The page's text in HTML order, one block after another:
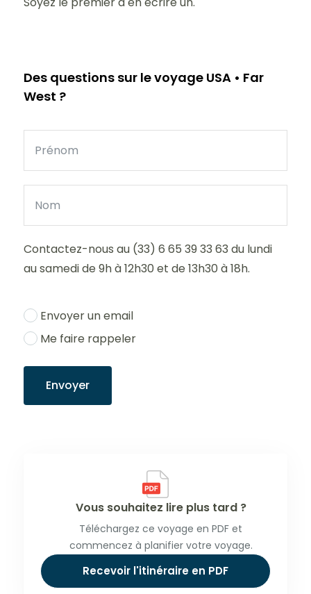
Des questions sur le voyage USA • Far
West ?
Contactez-nous au (33) 6 65 39 33 63 du lundi
au samedi de 9h à 12h30 et de 13h30 à 18h.
Envoyer un email
Me faire rappeler
Envoyer
Vous souhaitez lire plus tard ?
Téléchargez ce voyage en PDF et
commencez à planifier votre voyage.
Recevoir l'itinéraire en PDF